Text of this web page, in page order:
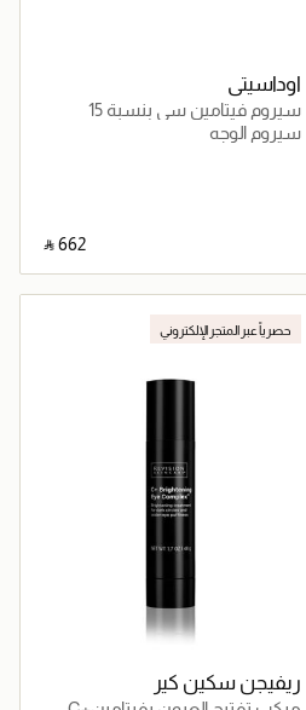
اوداسيتي
سيروم فيتامين سي بنسبة 15
سيروم الوجه
‎ ⃁ ⁦662⁩ ‎
جاري تحميل التفاصيل
حصرياً عبر المتجر الإلكتروني
ريفيجن سكين كير